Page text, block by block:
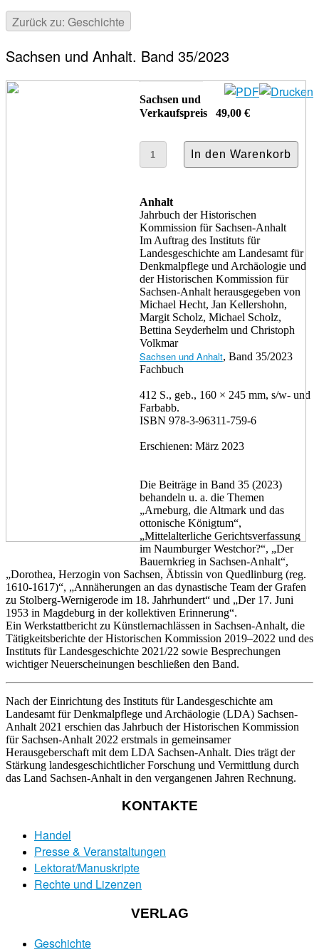
Zurück zu: Geschichte
Sachsen und Anhalt. Band 35/2023
Verkaufspreis 49,00 €
Sachsen und
Anhalt
Jahrbuch der Historischen
Kommission für Sachsen-Anhalt
Im Auftrag des Instituts für
Landesgeschichte am Landesamt für
Denkmalpflege und Archäologie und
der Historischen Kommission für
Sachsen-Anhalt herausgegeben von
Michael Hecht, Jan Kellershohn,
Margit Scholz, Michael Scholz,
Bettina Seyderhelm und Christoph
Volkmar
Sachsen und Anhalt, Band 35/2023
Fachbuch
412 S., geb., 160 × 245 mm, s/w- und
Farbabb.
ISBN 978-3-96311-759-6
Erschienen: März 2023
Die Beiträge in Band 35 (2023)
behandeln u. a. die Themen
„Arneburg, die Altmark und das
ottonische Königtum“,
„Mittelalterliche Gerichtsverfassung
im Naumburger Westchor?“, „Der
Bauernkrieg in Sachsen-Anhalt“,
„Dorothea, Herzogin von Sachsen, Äbtissin von Quedlinburg (reg.
1610-1617)“, „Annäherungen an das dynastische Team der Grafen
zu Stolberg-Wernigerode im 18. Jahrhundert“ und „Der 17. Juni
1953 in Magdeburg in der kollektiven Erinnerung“.
Ein Werkstattbericht zu Künstlernachlässen in Sachsen-Anhalt, die
Tätigkeitsberichte der Historischen Kommission 2019–2022 und des
Instituts für Landesgeschichte 2021/22 sowie Besprechungen
wichtiger Neuerscheinungen beschließen den Band.
Nach der Einrichtung des Instituts für Landesgeschichte am
Landesamt für Denkmalpflege und Archäologie (LDA) Sachsen-
Anhalt 2021 erschien das Jahrbuch der Historischen Kommission
für Sachsen-Anhalt 2022 erstmals in gemeinsamer
Herausgeberschaft mit dem LDA Sachsen-Anhalt. Dies trägt der
Stärkung landesgeschichtlicher Forschung und Vermittlung durch
das Land Sachsen-Anhalt in den vergangenen Jahren Rechnung.
KONTAKTE
Handel
Presse & Veranstaltungen
Lektorat/Manuskripte
Rechte und Lizenzen
VERLAG
Geschichte